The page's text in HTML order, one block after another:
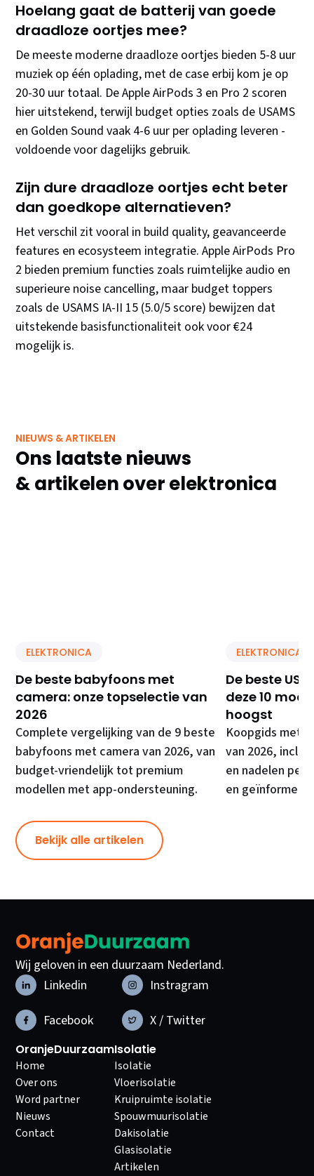
Hoelang gaat de batterij van goede
draadloze oortjes mee?
De meeste moderne draadloze oortjes bieden 5-8 uur
muziek op één oplading, met de case erbij kom je op
20-30 uur totaal. De Apple AirPods 3 en Pro 2 scoren
hier uitstekend, terwijl budget opties zoals de USAMS
en Golden Sound vaak 4-6 uur per oplading leveren -
voldoende voor dagelijks gebruik.
Zijn dure draadloze oortjes echt beter
dan goedkope alternatieven?
Het verschil zit vooral in build quality, geavanceerde
features en ecosysteem integratie. Apple AirPods Pro
2 bieden premium functies zoals ruimtelijke audio en
superieure noise cancelling, maar budget toppers
zoals de USAMS IA-II 15 (5.0/5 score) bewijzen dat
uitstekende basisfunctionaliteit ook voor €24
mogelijk is.
NIEUWS & ARTIKELEN
Ons laatste nieuws
& artikelen over elektronica
ELEKTRONICA
De beste babyfoons met
camera: onze topselectie van
2026
Complete vergelijking van de 9 beste
babyfoons met camera van 2026, van
budget-vriendelijk tot premium
modellen met app-ondersteuning.
ELEKTRONICA
De beste
deze 10
hoogst
Koopgids met
van 2026,
en nadelen per
en
Bekijk alle artikelen
Wij geloven in een duurzaam Nederland.
Linkedin
Instragram
Facebook
X / Twitter
OranjeDuurzaam
Home
Over ons
Word partner
Nieuws
Contact
Isolatie
Isolatie
Vloerisolatie
Kruipruimte isolatie
Spouwmuurisolatie
Dakisolatie
Glasisolatie
Artikelen